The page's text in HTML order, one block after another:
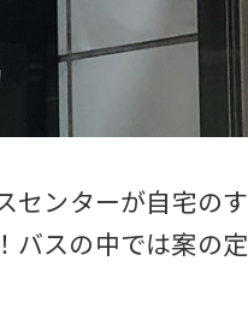
センターが自宅のす
バスの中では案の定